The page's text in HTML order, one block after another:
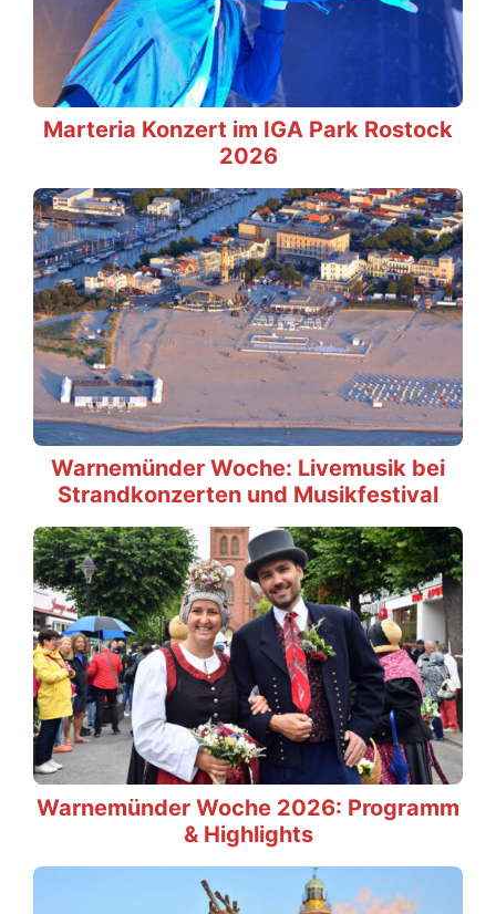
Marteria Konzert im IGA Park Rostock
2026
Warnemünder Woche: Livemusik bei
Strandkonzerten und Musikfestival
Warnemünder Woche 2026: Programm
& Highlights